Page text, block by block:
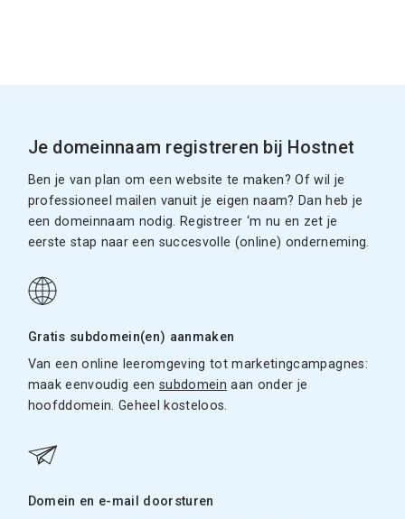
Je domeinnaam registreren bij Hostnet
Ben je van plan om een website te maken? Of wil je
professioneel mailen vanuit je eigen naam? Dan heb je
een domeinnaam nodig. Registreer ‘m nu en zet je
eerste stap naar een succesvolle (online) onderneming.
Gratis subdomein(en) aanmaken
Van een online leeromgeving tot marketingcampagnes:
maak eenvoudig eensubdomein aan onder je
hoofddomein. Geheel kosteloos.
Domein en e-mail doorsturen